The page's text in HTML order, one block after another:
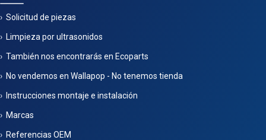
Solicitud de piezas
Limpieza por ultrasonidos
También nos encontrarás en Ecoparts
No vendemos en Wallapop - No tenemos tienda
Instrucciones montaje e instalación
Marcas
Referencias OEM